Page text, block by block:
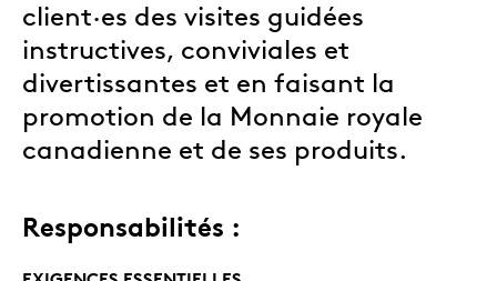
client·es des visites guidées
instructives, conviviales et
divertissantes et en faisant la
promotion de la Monnaie royale
canadienne et de ses produits.
Responsabilités :